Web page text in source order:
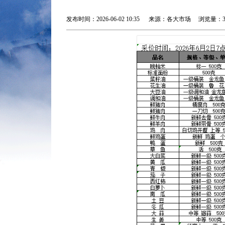
发布时间：2026-06-02 10:35 来源：各大市场 浏览量：